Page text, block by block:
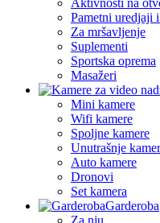
Aktivnosti na
Pametni uredjaji
Za mršavljenje
Suplementi
Sportska oprema
Masažeri
Mini kamere
Wifi kamere
Spoljne kamere
Unutrašnje
Auto kamere
Dronovi
Set kamera
Garderoba
Za nju